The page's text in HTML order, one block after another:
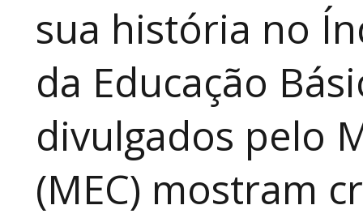
sua história no
da Educação
divulgados pelo
(MEC) mostram